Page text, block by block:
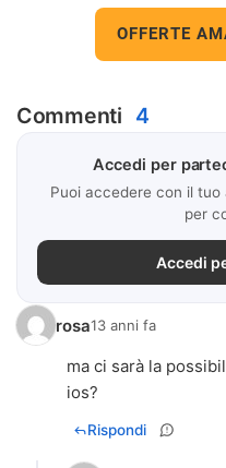
OFFERTE
Commenti 4
Accedi per
Puoi accedere con il tuo
per
Accedi
rosa13 anni fa
ma ci sarà la
ios?
Rispondi